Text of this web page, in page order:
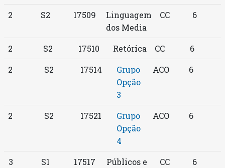
2
S2 17509
Linguagem
dos Media
CC 6
2 S2 17510 Retórica CC
6
2
S2 17514
Grupo
Opção
3
ACO 6
2 S2 17521
Grupo
Opção
4
ACO 6
3 S1 17517
Públicos e
CC 6